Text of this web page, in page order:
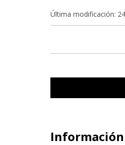
Última modificación: